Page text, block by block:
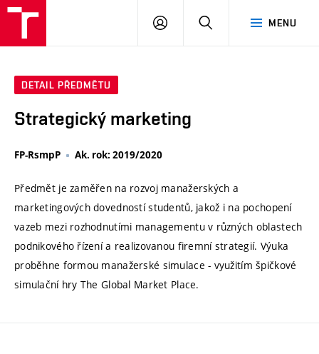
MENU
PŘIHLÁSIT
DETAIL PŘEDMĚTU
Strategický marketing
FP-RsmpP Ak. rok: 2019/2020
Předmět je zaměřen na rozvoj manažerských a
marketingových dovedností studentů, jakož i na pochopení
vazeb mezi rozhodnutími managementu v různých oblastech
podnikového řízení a realizovanou firemní strategií. Výuka
proběhne formou manažerské simulace - využitím špičkové
simulační hry The Global Market Place.